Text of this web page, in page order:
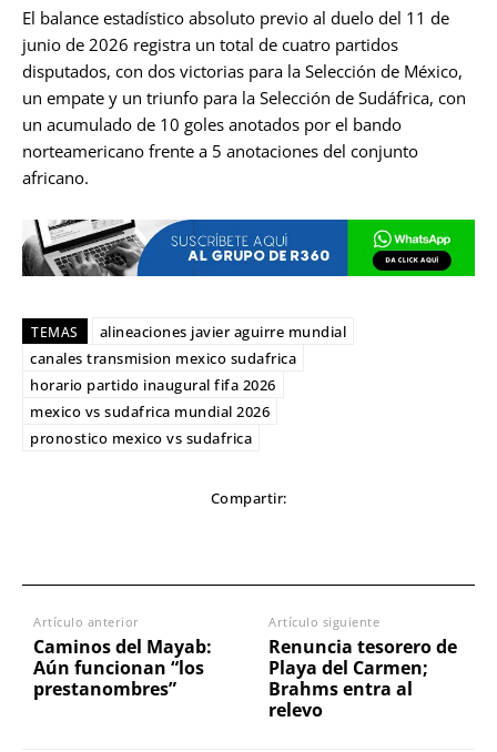
El balance estadístico absoluto previo al duelo del 11 de
junio de 2026 registra un total de cuatro partidos
disputados, con dos victorias para la Selección de México,
un empate y un triunfo para la Selección de Sudáfrica, con
un acumulado de 10 goles anotados por el bando
norteamericano frente a 5 anotaciones del conjunto
africano.
TEMAS
alineaciones javier aguirre mundial
canales transmision mexico sudafrica
horario partido inaugural fifa 2026
mexico vs sudafrica mundial 2026
pronostico mexico vs sudafrica
Compartir:
Artículo anterior
Caminos del Mayab:
Aún funcionan “los
prestanombres”
Artículo siguiente
Renuncia tesorero de
Playa del Carmen;
Brahms entra al
relevo